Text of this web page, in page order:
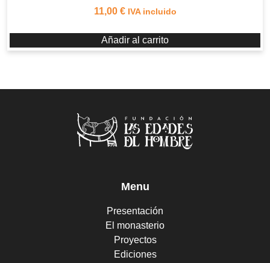
11,00 € IVA incluido
Añadir al carrito
Menu
Presentación
El monasterio
Proyectos
Ediciones